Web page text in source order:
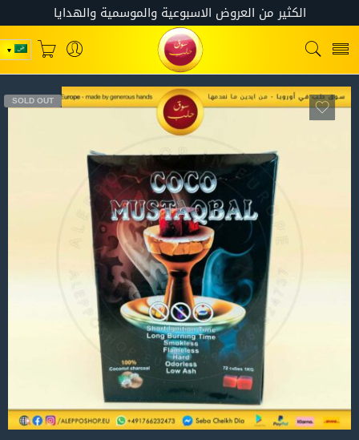
SOLD OUT